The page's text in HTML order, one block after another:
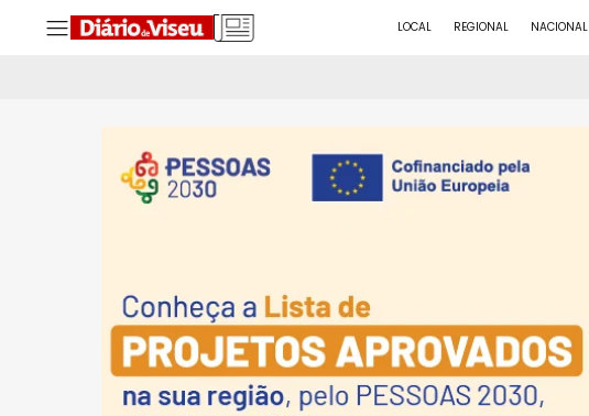
LOCAL REGIONAL NACIONAL